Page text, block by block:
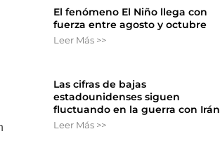
El fenómeno El Niño llega con
fuerza entre agosto y octubre
Leer Más >>
Las cifras de bajas
estadounidenses siguen
fluctuando en la guerra con Irán
Leer Más >>